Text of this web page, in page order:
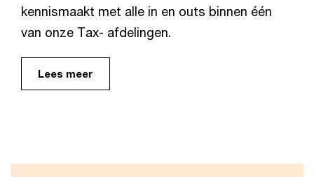
kennismaakt met alle in en outs binnen één
van onze Tax- afdelingen.
Lees meer